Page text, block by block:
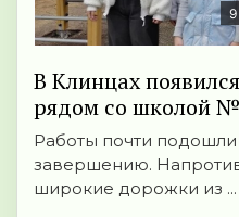
В Клинцах
рядом со школой
Работы почти
завершению.
широкие дорожки из ...